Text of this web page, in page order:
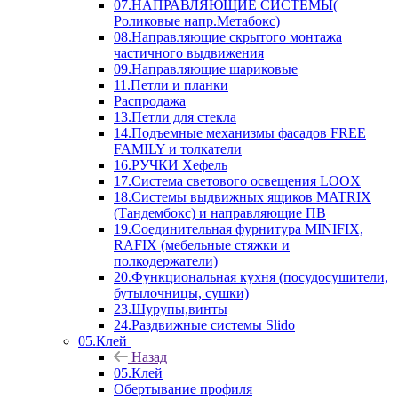
07.НАПРАВЛЯЮЩИЕ СИСТЕМЫ(
Роликовые напр.Метабокс)
08.Направляющие скрытого монтажа
частичного выдвижения
09.Направляющие шариковые
11.Петли и планки
Распродажа
13.Петли для стекла
14.Подъемные механизмы фасадов FREE
FAMILY и толкатели
16.РУЧКИ Хефель
17.Система светового освещения LOOX
18.Системы выдвижных ящиков MATRIX
(Тандембокс) и направляющие ПВ
19.Соединительная фурнитура MINIFIX,
RAFIX (мебельные стяжки и
полкодержатели)
20.Функциональная кухня (посудосушители,
бутылочницы, сушки)
23.Шурупы,винты
24.Раздвижные системы Slido
05.Клей
Назад
05.Клей
Обертывание профиля